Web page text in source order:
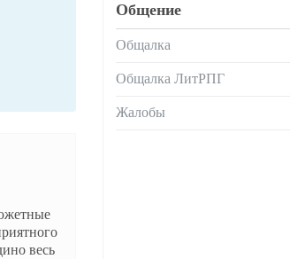
весь
Общение
Общалка
Общалка ЛитРПГ
Жалобы